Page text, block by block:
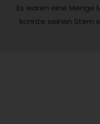
Es waren eine
konnte seinen Stern